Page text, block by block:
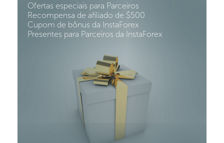
Ofertas especiais para Parceiros
Recompensa de afiliado de $500
Cupom de bônus da InstaForex
Presentes para Parceiros da InstaForex